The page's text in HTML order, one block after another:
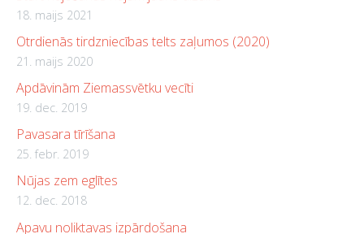
18. maijs 2021
Otrdienās tirdzniecības telts zaļumos (2020)
21. maijs 2020
Apdāvinām Ziemassvētku vecīti
19. dec. 2019
Pavasara tīrīšana
25. febr. 2019
Nūjas zem eglītes
12. dec. 2018
Apavu noliktavas izpārdošana